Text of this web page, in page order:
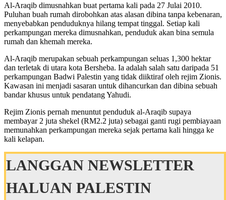
Al-Araqib dimusnahkan buat pertama kali pada 27 Julai 2010.
Puluhan buah rumah dirobohkan atas alasan dibina tanpa kebenaran,
menyebabkan penduduknya hilang tempat tinggal. Setiap kali
perkampungan mereka dimusnahkan, penduduk akan bina semula
rumah dan khemah mereka.
Al-Araqib merupakan sebuah perkampungan seluas 1,300 hektar
dan terletak di utara kota Bersheba. Ia adalah salah satu daripada 51
perkampungan Badwi Palestin yang tidak diiktiraf oleh rejim Zionis.
Kawasan ini menjadi sasaran untuk dihancurkan dan dibina sebuah
bandar khusus untuk pendatang Yahudi.
Rejim Zionis pernah menuntut penduduk al-Araqib supaya
membayar 2 juta shekel (RM2.2 juta) sebagai ganti rugi pembiayaan
memunahkan perkampungan mereka sejak pertama kali hingga ke
kali kelapan.
LANGGAN NEWSLETTER
HALUAN PALESTIN